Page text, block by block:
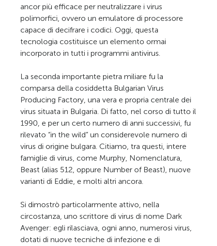
ancor più efficace per neutralizzare i virus
polimorfici, ovvero un emulatore di processore
capace di decifrare i codici. Oggi, questa
tecnologia costituisce un elemento ormai
incorporato in tutti i programmi antivirus.
La seconda importante pietra miliare fu la
comparsa della cosiddetta Bulgarian Virus
Producing Factory, una vera e propria centrale dei
virus situata in Bulgaria. Di fatto, nel corso di tutto il
1990, e per un certo numero di anni successivi, fu
rilevato “in the wild” un considerevole numero di
virus di origine bulgara. Citiamo, tra questi, intere
famiglie di virus, come Murphy, Nomenclatura,
Beast (alias 512, oppure Number of Beast), nuove
varianti di Eddie, e molti altri ancora.
Si dimostrò particolarmente attivo, nella
circostanza, uno scrittore di virus di nome Dark
Avenger: egli rilasciava, ogni anno, numerosi virus,
dotati di nuove tecniche di infezione e di